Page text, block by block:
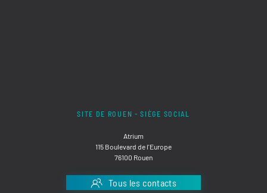
SITE DE ROUEN - SIÈGE SOCIAL
Atrium
115 Boulevard de l'Europe
76100 Rouen
Tous les contacts